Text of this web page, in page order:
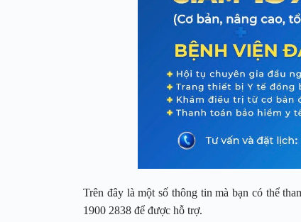
Trên đây là một số thông tin mà bạn có thể
1900 2838 để được hỗ trợ.